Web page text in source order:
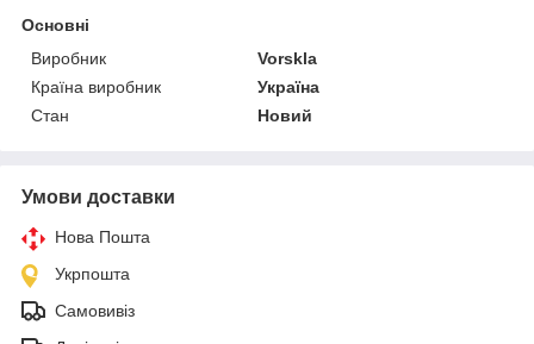
Основні
Виробник
Vorskla
Країна виробник
Україна
Стан
Новий
Умови доставки
Нова Пошта
Укрпошта
Самовивіз